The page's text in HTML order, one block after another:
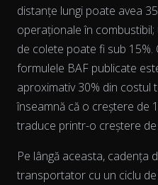
The chart has 2 Y axes
distanțe lungi poate avea
operaționale în
de colete poate fi sub 15%.
formulele BAF publicate
aproximativ 30% din costul
înseamnă că o creștere de
traduce printr-o creștere
Pe lângă aceasta, cadența
transportator cu un ciclu